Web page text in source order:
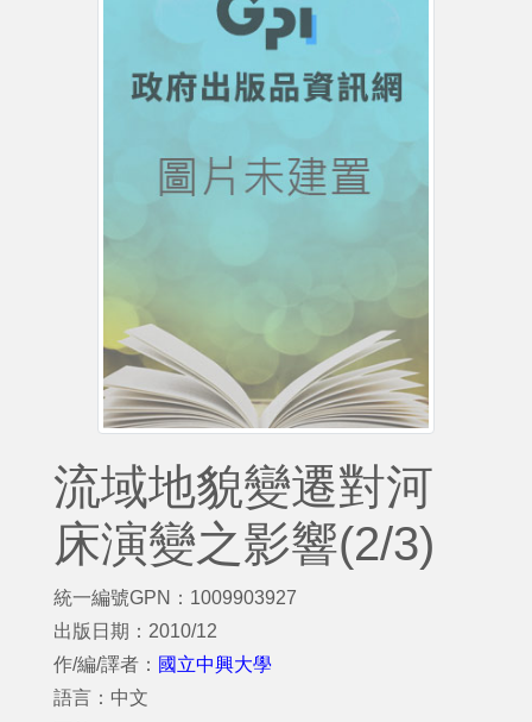
流域地貌變遷對河
床演變之影響(2/3)
統一編號GPN：1009903927
出版日期：2010/12
作/編/譯者： 國立中興大學
語言：中文